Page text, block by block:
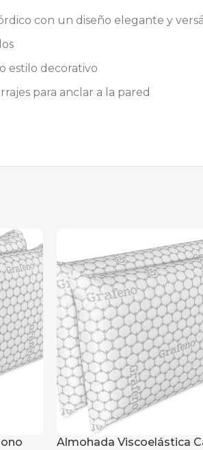
con un diseño elegante y
estilo decorativo
para anclar a la pared
Almohada Viscoelástica